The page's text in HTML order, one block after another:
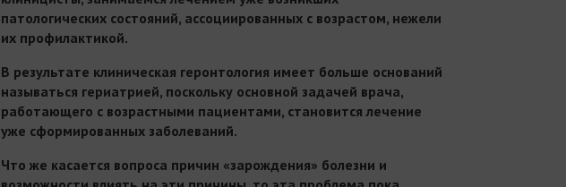
патологических состояний, ассоциированных с возрастом, нежели
их профилактикой.
В результате клиническая геронтология имеет больше оснований
называться гериатрией, поскольку основной задачей врача,
работающего с возрастными пациентами, становится лечение
уже сформированных заболеваний.
Что же касается вопроса причин «зарождения» болезни и